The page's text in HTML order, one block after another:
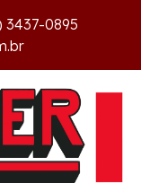
3437-0895